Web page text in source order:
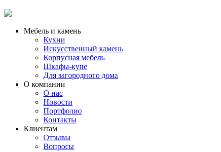
Мебель и камень
Кухни
Искусственный камень
Корпусная мебель
Шкафы-купе
Для загородного дома
О компании
О нас
Новости
Портфолио
Контакты
Клиентам
Отзывы
Вопросы